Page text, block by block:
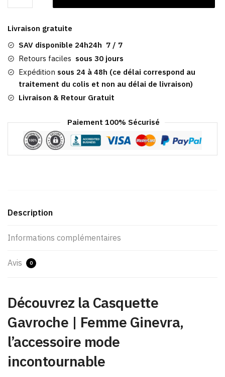
Casquette
|
Femme
Ginevra
Livraison gratuite
SAV disponible 24h24h 7 / 7
Retours faciles sous 30 jours
Expédition sous 24 à 48h (ce délai correspond au
traitement du colis et non au délai de livraison)
Livraison & Retour Gratuit
Paiement 100% Sécurisé
Description
Informations complémentaires
Avis 0
Découvrez la Casquette
Gavroche | Femme Ginevra,
l’accessoire mode
incontournable